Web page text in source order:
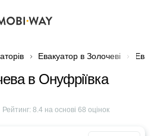
Евакуатор в Золочеві
в Онуфріївка
Рейтинг: 8.4на основі 68 оцінок